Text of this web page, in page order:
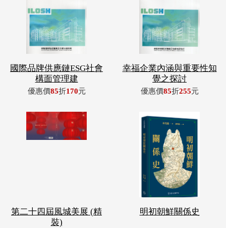
國際品牌供應鏈ESG社會
構面管理建
優惠價85折170元
幸福企業內涵與重要性知
覺之探討
優惠價85折255元
第二十四屆風城美展 (精
裝)
明初朝鮮關係史